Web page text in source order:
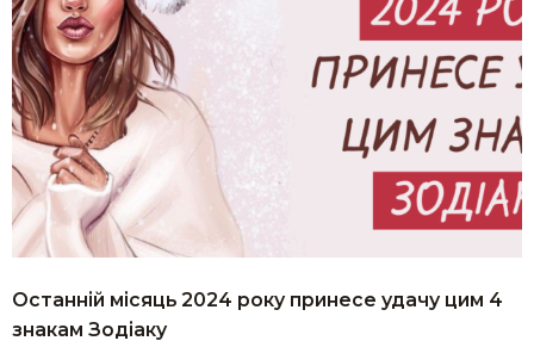
Останній місяць 2024 року принесе удачу цим 4
знакам Зодіаку